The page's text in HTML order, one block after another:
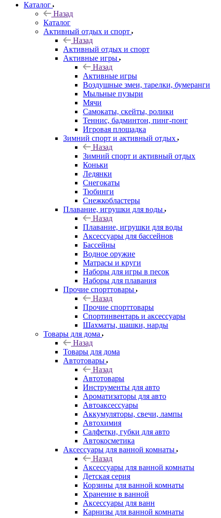
Каталог
Назад
Каталог
Активный отдых и спорт
Назад
Активный отдых и спорт
Активные игры
Назад
Активные игры
Воздушные змеи, тарелки, бумеранги
Мыльные пузыри
Мячи
Самокаты, скейты, ролики
Теннис, бадминтон, пинг-понг
Игровая площадка
Зимний спорт и активный отдых
Назад
Зимний спорт и активный отдых
Коньки
Ледянки
Снегокаты
Тюбинги
Снежкобластеры
Плавание, игрушки для воды
Назад
Плавание, игрушки для воды
Аксессуары для бассейнов
Бассейны
Водное оружие
Матрасы и круги
Наборы для игры в песок
Наборы для плавания
Прочие спорттовары
Назад
Прочие спорттовары
Спортинвентарь и аксессуары
Шахматы, шашки, нарды
Товары для дома
Назад
Товары для дома
Автотовары
Назад
Автотовары
Инструменты для авто
Ароматизаторы для авто
Автоаксессуары
Аккумуляторы, свечи, лампы
Автохимия
Салфетки, губки для авто
Автокосметика
Аксессуары для ванной комнаты
Назад
Аксессуары для ванной комнаты
Детская серия
Корзины для ванной комнаты
Хранение в ванной
Аксессуары для ванн
Карнизы для ванной комнаты